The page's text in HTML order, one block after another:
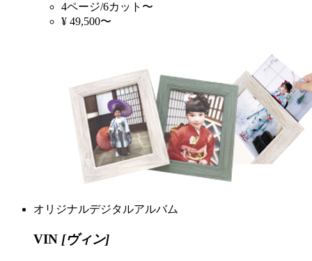
4ページ/6カット〜
¥ 49,500〜
オリジナルデジタルアルバム
VIN [ヴィン]